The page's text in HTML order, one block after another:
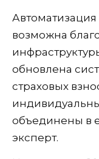
возможна
обновлена
страховых
объединены в
эксперт.